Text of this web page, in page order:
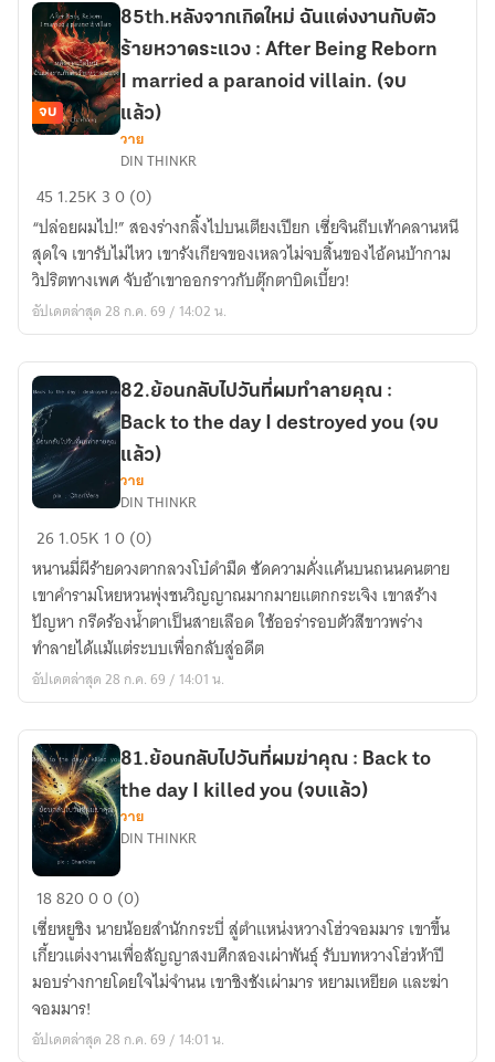
สามี
ทุก
วัน
:
After
I
dragged
a
small
tail
following
husband
every
day.
(จบ
แล้ว)
เกิด
ใหม่
ฉัน
แต่งงาน
กับ
ตัว
ร้าย
หวาดระแวง
:
After
Being
Reborn
married
a
paranoid
villain.
(จบ
แล้ว)
จบ
85th.หลังจากเกิดใหม่ ฉันแต่งงานกับตัว
ร้ายหวาดระแวง : After Being Reborn
I married a paranoid villain. (จบ
แล้ว)
วาย
DIN THINKR
45 1.25K 30 (0)
“ปล่อยผมไป!” สองร่างกลิ้งไปบนเตียงเปียก เซี่ยจินถีบเท้าคลานหนี
สุดใจ เขารับไม่ไหว เขารังเกียจของเหลวไม่จบสิ้นของไอ้คนบ้ากาม
วิปริตทางเพศ จับอ้าเขาออกราวกับตุ๊กตาบิดเบี้ยว!
อัปเดตล่าสุด 28 ก.ค. 69 / 14:02 น.
กลับ
ไป
วัน
ที่
ผม
ทำลาย
คุณ
:
Back
to
the
day
I
destroyed
you
(จบ
แล้ว)
82.ย้อนกลับไปวันที่ผมทำลายคุณ :
Back to the day I destroyed you (จบ
แล้ว)
วาย
DIN THINKR
261.05K 10 (0)
หนานมี่ผีร้ายดวงตากลวงโบ๋ดำมืด ซัดความคั่งแค้นบนถนนคนตาย
เขาคำรามโหยหวนพุ่งชนวิญญาณมากมายแตกกระเจิง เขาสร้าง
ปัญหา กรีดร้องน้ำตาเป็นสายเลือด ใช้ออร่ารอบตัวสีขาวพร่าง
ทำลายได้แม้แต่ระบบเพื่อกลับสู่อดีต
อัปเดตล่าสุด 28 ก.ค. 69 / 14:01 น.
81.ย้อน
กลับ
ไป
วัน
ที่
ผม
ฆ่า
81.ย้อนกลับไปวันที่ผมฆ่าคุณ : Back to
the day I killed you (จบแล้ว)
วาย
DIN THINKR
1882000 (0)
เซี่ยหยูชิง นายน้อยสำนักกระบี่ สู่ตำแหน่งหวางโฮ่วจอมมาร เขาขึ้น
เกี้ยวแต่งงานเพื่อสัญญาสงบศึกสองเผ่าพันธุ์ รับบทหวางโฮ่วห้าปี
มอบร่างกายโดยใจไม่จำนน เขาชิงชังเผ่ามาร หยามเหยียด และฆ่า
จอมมาร!
อัปเดตล่าสุด 28 ก.ค. 69 / 14:01 น.